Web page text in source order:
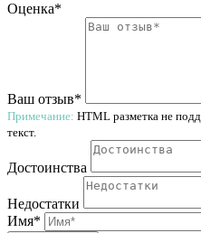
Оценка*
Ваш отзыв*
Примечание: HTML разметка не
текст.
Достоинства
Недостатки
Имя*